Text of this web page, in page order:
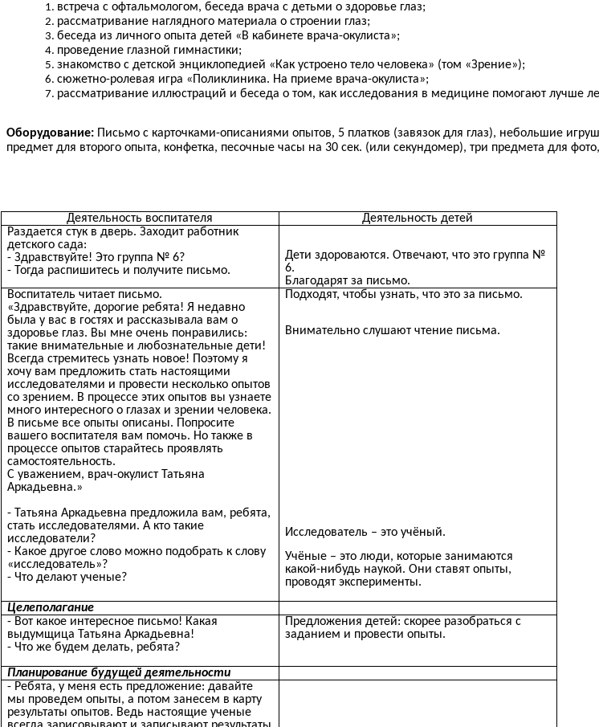
встреча с офтальмологом, беседа врача с детьми о здоровье глаз;
рассматривание наглядного материала о строении глаз;
беседа из личного опыта детей «В кабинете врача-окулиста»;
проведение глазной гимнастики;
знакомство с детской энциклопедией «Как устроено тело человека» (том «Зрение»);
сюжетно-ролевая игра «Поликлиника. На приеме врача-окулиста»;
рассматривание иллюстраций и беседа о том, как исследования в медицине помогают лучше
Оборудование: Письмо с карточками-описаниями опытов, 5 платков (завязок для глаз), небольшие
предмет для второго опыта, конфетка, песочные часы на 30 сек. (или секундомер), три предмета для
Деятельность воспитателя
Деятельность детей
Раздается стук в дверь. Заходит работник
детского сада:
- Здравствуйте! Это группа № 6?
- Тогда распишитесь и получите письмо.
Дети здороваются. Отвечают, что это группа №
6.
Благодарят за письмо.
Воспитатель читает письмо.
«Здравствуйте, дорогие ребята! Я недавно
была у вас в гостях и рассказывала вам о
здоровье глаз. Вы мне очень понравились:
такие внимательные и любознательные дети!
Всегда стремитесь узнать новое! Поэтому я
хочу вам предложить стать настоящими
исследователями и провести несколько опытов
со зрением. В процессе этих опытов вы узнаете
много интересного о глазах и зрении человека.
В письме все опыты описаны. Попросите
вашего воспитателя вам помочь. Но также в
процессе опытов старайтесь проявлять
самостоятельность.
С уважением, врач-окулист Татьяна
Аркадьевна.»
- Татьяна Аркадьевна предложила вам, ребята,
стать исследователями. А кто такие
исследователи?
- Какое другое слово можно подобрать к слову
«исследователь»?
- Что делают ученые?
Подходят, чтобы узнать, что это за письмо.
Внимательно слушают чтение письма.
Исследователь – это учёный.
Учёные – это люди, которые занимаются
какой-нибудь наукой. Они ставят опыты,
проводят эксперименты.
Целеполагание
- Вот какое интересное письмо! Какая
выдумщица Татьяна Аркадьевна!
- Что же будем делать, ребята?
Предложения детей: скорее разобраться с
заданием и провести опыты.
Планирование будущей деятельности
- Ребята, у меня есть предложение: давайте
мы проведем опыты, а потом занесем в карту
результаты опытов. Ведь настоящие ученые